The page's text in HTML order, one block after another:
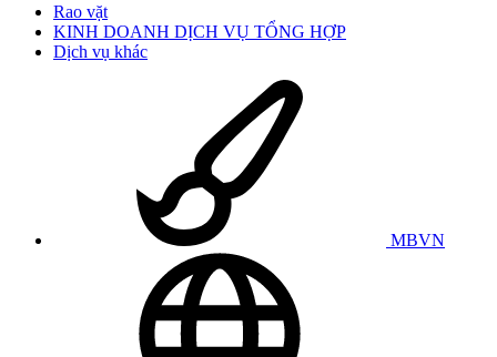
Rao vặt
KINH DOANH DỊCH VỤ TỔNG HỢP
Dịch vụ khác
MBVN